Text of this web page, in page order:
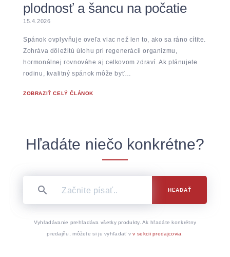
plodnosť a šancu na počatie
15.4.2026
Spánok ovplyvňuje oveľa viac než len to, ako sa ráno cítite.
Zohráva dôležitú úlohu pri regenerácii organizmu,
hormonálnej rovnováhe aj celkovom zdraví. Ak plánujete
rodinu, kvalitný spánok môže byť…
ZOBRAZIŤ CELÝ ČLÁNOK
Hľadáte niečo konkrétne?
HĽADAŤ
Vyhľadávanie prehľadáva všetky produkty. Ak hľadáte konkrétny
predajňu, môžete si ju vyhľadať vv sekcii predajcovia.